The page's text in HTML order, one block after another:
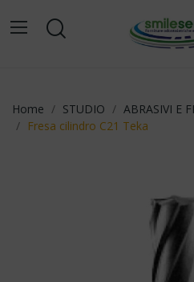
Home STUDIO ABRASIVI E
Fresa cilindro C21 Teka